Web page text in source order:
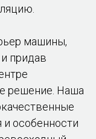
машины,
придав
решение. Наша
и особенности